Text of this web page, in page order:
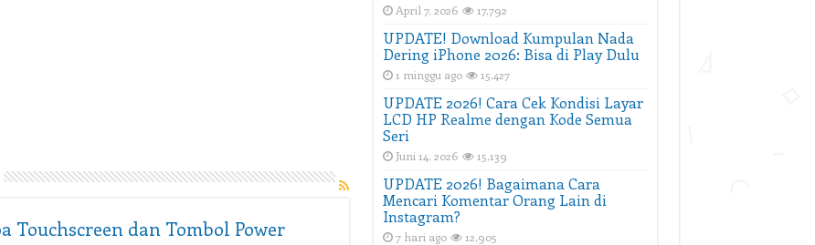
Touchscreen dan Tombol Power
April 7, 2026 17,792
UPDATE! Download Kumpulan Nada
Dering iPhone 2026: Bisa di Play Dulu
1 minggu ago 15,427
UPDATE 2026! Cara Cek Kondisi Layar
LCD HP Realme dengan Kode Semua
Seri
Juni 14, 2026 15,139
UPDATE 2026! Bagaimana Cara
Mencari Komentar Orang Lain di
Instagram?
7 hari ago 12,905